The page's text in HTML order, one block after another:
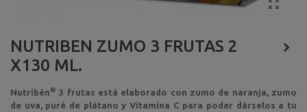
NUTRIBEN ZUMO 3 FRUTAS 2
X130 ML.
Nutribén® 3 frutas está elaborado con zumo de naranja, zumo
de uva, puré de plátano y Vitamina C para poder dárselos a tu